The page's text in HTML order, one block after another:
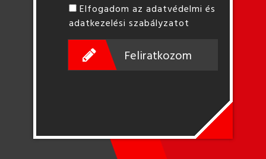
Elfogadom az adatvédelmi és
adatkezelési szabályzatot
Feliratkozom